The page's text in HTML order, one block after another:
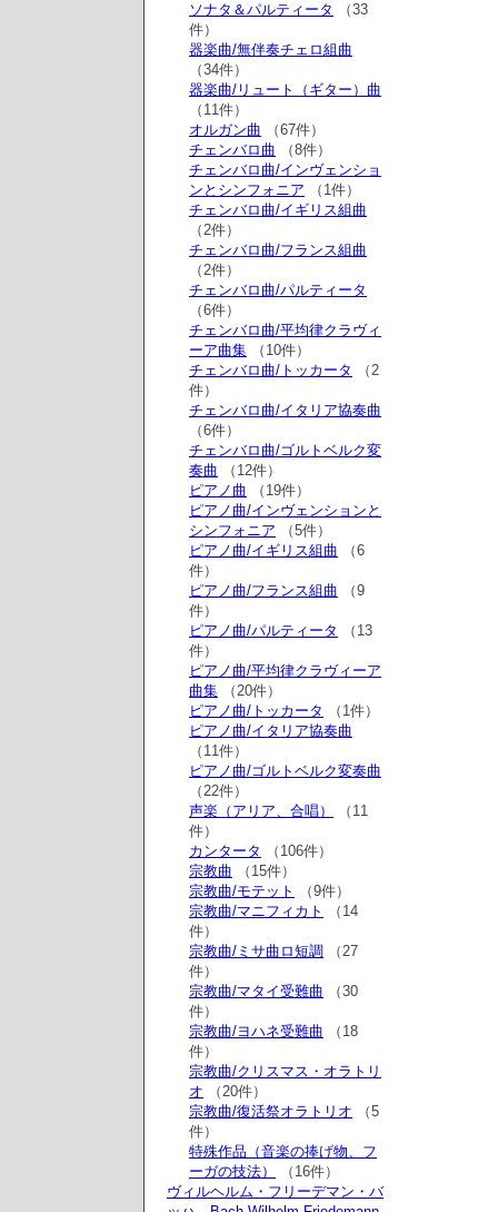
ソナタ＆パルティータ
（33
件）
器楽曲/無伴奏チェロ組曲
（34件）
器楽曲/リュート（ギター）曲
（11件）
オルガン曲 （67件）
チェンバロ曲 （8件）
チェンバロ曲/インヴェンショ
ンとシンフォニア （1件）
チェンバロ曲/イギリス組曲
（2件）
チェンバロ曲/フランス組曲
（2件）
チェンバロ曲/パルティータ
（6件）
チェンバロ曲/平均律クラヴィ
ーア曲集 （10件）
チェンバロ曲/トッカータ
（2
件）
チェンバロ曲/イタリア協奏曲
（6件）
チェンバロ曲/ゴルトベルク変
奏曲 （12件）
ピアノ曲 （19件）
ピアノ曲/インヴェンションと
シンフォニア （5件）
ピアノ曲/イギリス組曲 （6
件）
ピアノ曲/フランス組曲 （9
件）
ピアノ曲/パルティータ
（13
件）
ピアノ曲/平均律クラヴィーア
曲集 （20件）
ピアノ曲/トッカータ
（1件）
ピアノ曲/イタリア協奏曲
（11件）
ピアノ曲/ゴルトベルク変奏曲
（22件）
声楽（アリア、合唱）
（11
件）
カンタータ
（106件）
宗教曲 （15件）
宗教曲/モテット
（9件）
宗教曲/マニフィカト
（14
件）
宗教曲/ミサ曲ロ短調 （27
件）
宗教曲/マタイ受難曲 （30
件）
宗教曲/ヨハネ受難曲 （18
件）
宗教曲/クリスマス・オラトリ
オ （20件）
宗教曲/復活祭オラトリオ （5
件）
特殊作品（音楽の捧げ物、フ
ーガの技法）
（16件）
ヴィルヘルム・フリーデマン・バ